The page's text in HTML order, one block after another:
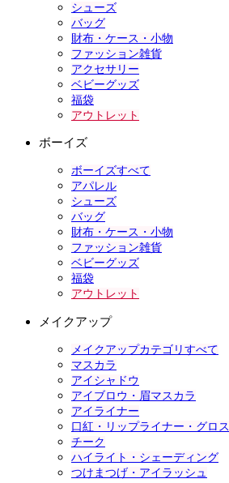
シューズ
バッグ
財布・ケース・小物
ファッション雑貨
アクセサリー
ベビーグッズ
福袋
アウトレット
ボーイズ
ボーイズすべて
アパレル
シューズ
バッグ
財布・ケース・小物
ファッション雑貨
ベビーグッズ
福袋
アウトレット
メイクアップ
メイクアップカテゴリすべて
マスカラ
アイシャドウ
アイブロウ・眉マスカラ
アイライナー
口紅・リップライナー・グロス
チーク
ハイライト・シェーディング
つけまつげ・アイラッシュ